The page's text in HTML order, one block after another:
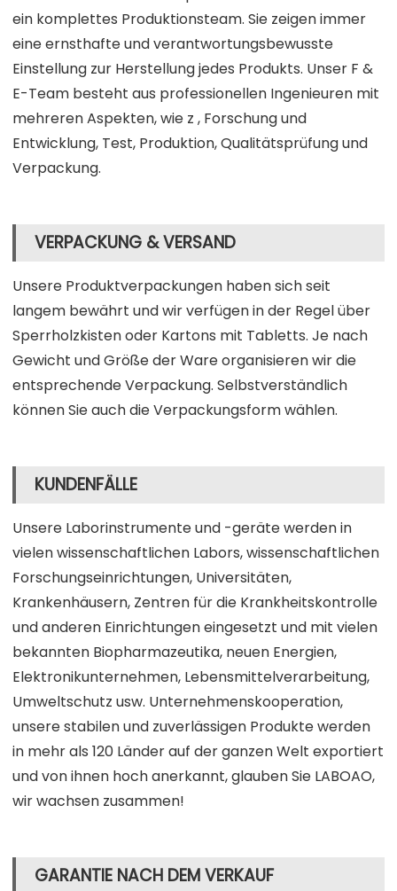
ein komplettes Produktionsteam. Sie zeigen immer
eine ernsthafte und verantwortungsbewusste
Einstellung zur Herstellung jedes Produkts. Unser F &
E-Team besteht aus professionellen Ingenieuren mit
mehreren Aspekten, wie z , Forschung und
Entwicklung, Test, Produktion, Qualitätsprüfung und
Verpackung.
VERPACKUNG & VERSAND
Unsere Produktverpackungen haben sich seit
langem bewährt und wir verfügen in der Regel über
Sperrholzkisten oder Kartons mit Tabletts. Je nach
Gewicht und Größe der Ware organisieren wir die
entsprechende Verpackung. Selbstverständlich
können Sie auch die Verpackungsform wählen.
KUNDENFÄLLE
Unsere Laborinstrumente und -geräte werden in
vielen wissenschaftlichen Labors, wissenschaftlichen
Forschungseinrichtungen, Universitäten,
Krankenhäusern, Zentren für die Krankheitskontrolle
und anderen Einrichtungen eingesetzt und mit vielen
bekannten Biopharmazeutika, neuen Energien,
Elektronikunternehmen, Lebensmittelverarbeitung,
Umweltschutz usw. Unternehmenskooperation,
unsere stabilen und zuverlässigen Produkte werden
in mehr als 120 Länder auf der ganzen Welt exportiert
und von ihnen hoch anerkannt, glauben Sie LABOAO,
wir wachsen zusammen!
GARANTIE NACH DEM VERKAUF